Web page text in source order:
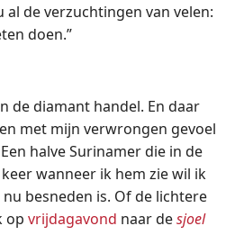
de verzuchtingen van velen:
doen.”
de diamant handel. En daar
met mijn verwrongen gevoel
halve Surinamer die in de
wanneer ik hem zie wil ik
besneden is. Of de lichtere
op vrijdagavond naar desjoel